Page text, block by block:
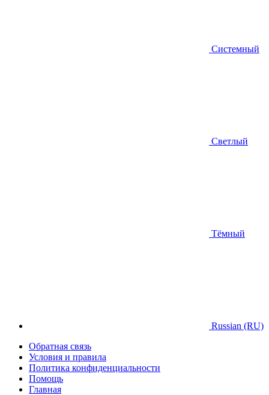
Системный
Светлый
Тёмный
Russian (RU)
Обратная связь
Условия и правила
Политика конфиденциальности
Помощь
Главная